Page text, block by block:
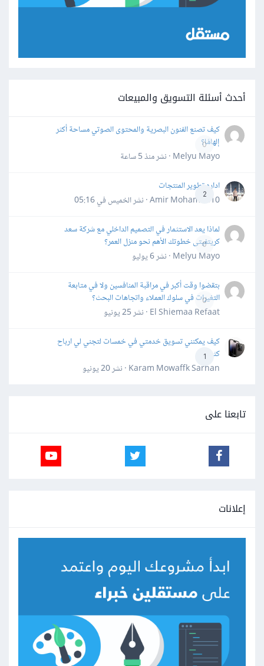
أحدث أسئلة التسويق والمبيعات
0
كيف تصنع الفنون البصرية والمحتوى الصوتي مساحة أكثر
إلهامًا؟
Melyu Mayo · نشر
منذ 5 ساعة
2
اداره تطوير المنتجات
Amir Mohamed10 · نشر
الخميس في 05:16
0
لماذا يعد الاستثمار في التصميم الداخلي مع شركة سعد
كريتفيتى خطوتك الأهم نحو منزل العمر؟
Melyu Mayo · نشر
6 يوليو
0
بتقضوا وقت أكبر في مراقبة المنافسين ولا في متابعة
التغيرات في سلوك العملاء واتجاهات البحث؟
El Shiemaa Refaat · نشر
25 يونيو
1
كيف يمكنني تسويق خدمتي في خمسات لتجني لي ارباح
كثيرة
Karam Mowaffk Sarhan · نشر
20 يونيو
تابعنا على
إعلانات